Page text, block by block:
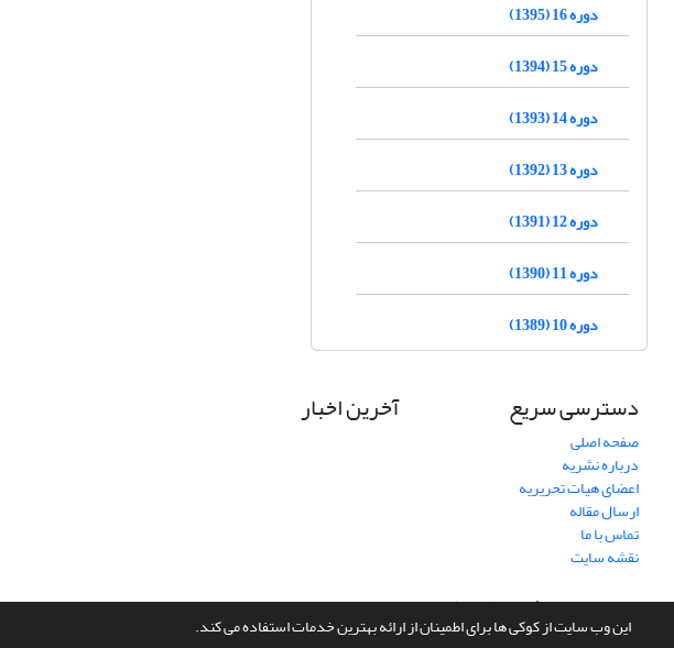
این وب سایت از کوکی ها برای اطمینان از ارائه بهترین خدمات استفاده می کند.
دوره 16 (1395)
دوره 15 (1394)
دوره 14 (1393)
دوره 13 (1392)
دوره 12 (1391)
دوره 11 (1390)
دوره 10 (1389)
دسترسی سریع
صفحه اصلی
درباره نشریه
اعضای هیات تحریریه
ارسال مقاله
تماس با ما
نقشه سایت
آخرین اخبار
سامانه مدیریت نشریات علمی.طراحی و پیاده سازی ازسیناوب